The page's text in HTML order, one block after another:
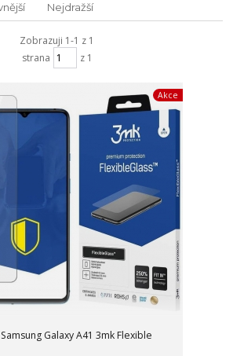
Nejdražší
Zobrazuji 1-1 z 1
strana
z 1
Akce
Galaxy A41 3mk Flexible